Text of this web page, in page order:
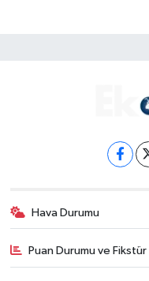
Hava Durumu
Puan Durumu ve Fikstür